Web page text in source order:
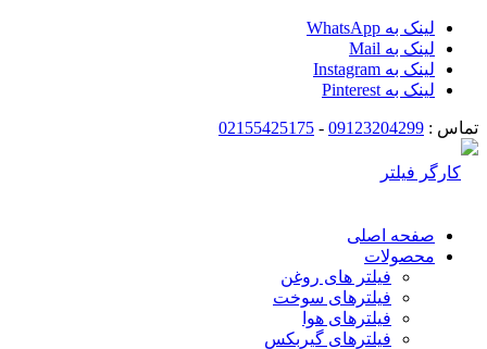
لینک به WhatsApp
لینک به Mail
لینک به Instagram
لینک به Pinterest
تماس : 09123204299
-
02155425175
صفحه اصلی
محصولات
فیلتر های روغن
فیلترهای سوخت
فیلترهای هوا
فیلترهای گیربکس